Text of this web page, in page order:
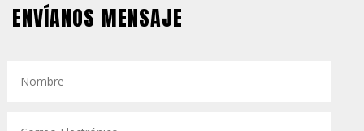
ENVÍANOS MENSAJE